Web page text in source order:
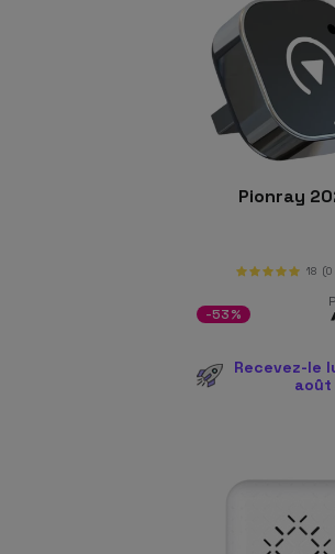
Pionray
18 (0
-53%
Recevez-le
août